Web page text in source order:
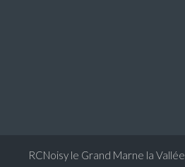
RCNoisy le Grand Marne la Vallée